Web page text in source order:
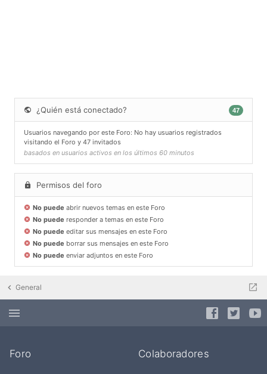
¿Quién está conectado? 47
Usuarios navegando por este Foro: No hay usuarios registrados
visitando el Foro y 47 invitados
basados en usuarios activos en los últimos 60 minutos
Permisos del foro
No puede abrir nuevos temas en este Foro
No puede responder a temas en este Foro
No puede editar sus mensajes en este Foro
No puede borrar sus mensajes en este Foro
No puede enviar adjuntos en este Foro
General
Foro Colaboradores